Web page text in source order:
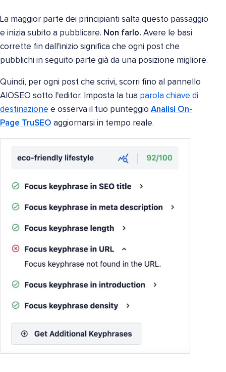
La maggior parte dei principianti salta questo passaggio
e inizia subito a pubblicare. Non farlo. Avere le basi
corrette fin dall'inizio significa che ogni post che
pubblichi in seguito parte già da una posizione migliore.
Quindi, per ogni post che scrivi, scorri fino al pannello
AIOSEO sotto l'editor. Imposta la tua parola chiave di
destinazione e osserva il tuo punteggio Analisi On-
Page TruSEO aggiornarsi in tempo reale.